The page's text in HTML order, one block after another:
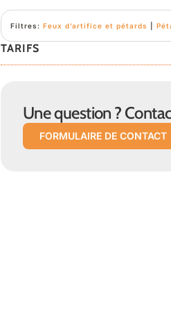
Filtres:Feux d’artifice et pétards |
TARIFS
Une question ?
FORMULAIRE DE CONTACT